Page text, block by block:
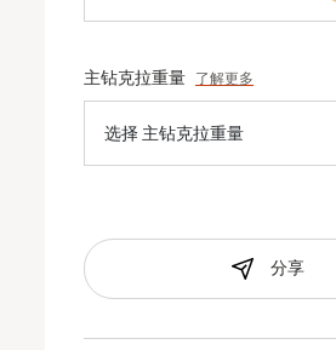
主钻克拉重量 了解更多
选择 主钻克拉重量
分享